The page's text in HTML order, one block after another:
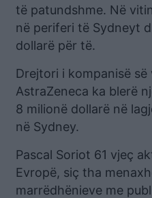
të patundshme. Në
në periferi të Sydneyt
dollarë për të.
Drejtori i kompanisë
AstraZeneca ka blerë
8 milionë dollarë në
në Sydney.
Pascal Soriot 61 vjeç
Evropë, siç tha
marrëdhënieve me